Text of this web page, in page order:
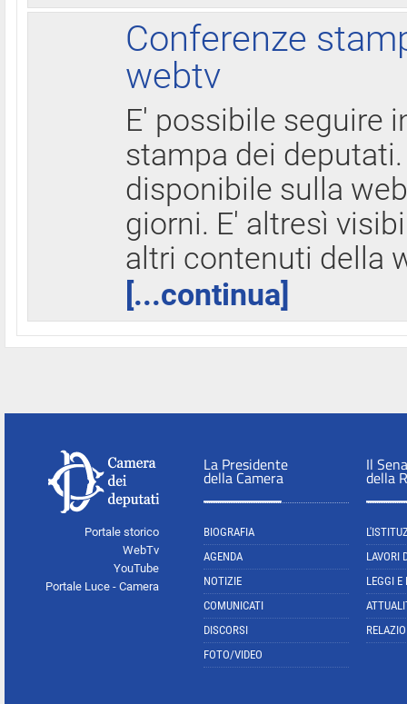
Conferenze
webtv
E' possibile seguire
stampa dei
disponibile sulla
giorni. E' altresì
altri contenuti della
[...continua]
Portale storico
WebTv
YouTube
Portale Luce - Camera
La Presidente
della Camera
BIOGRAFIA
AGENDA
NOTIZIE
COMUNICATI
DISCORSI
FOTO/VIDEO
Il
della
LAVORI
LEGGI E